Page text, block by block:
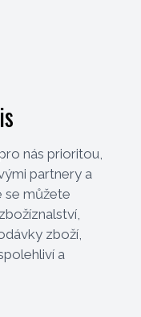
nás prioritou,
partnery a
se můžete
zboží,
a